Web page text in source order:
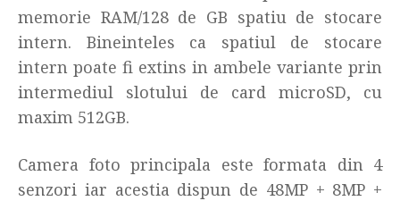
memorie RAM/128 de GB spatiu de stocare
intern. Bineinteles ca spatiul de stocare
intern poate fi extins in ambele variante prin
intermediul slotului de card microSD, cu
maxim 512GB.
Camera foto principala este formata din 4
senzori iar acestia dispun de 48MP + 8MP +